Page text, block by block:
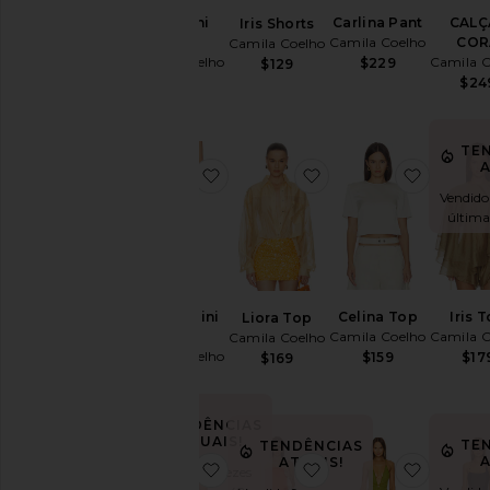
Lina Mini
Camila Coelho
Iris Shorts
Camila Coelho
$129
Carlina Pant
Camila Coelho
$229
Camila
Solena Mini
Camila Coelho
favoritoSolena Mini Skirt
Liora Top
Camila Coelho
$169
favoritoLiora Top
Celina Top
Camila Coelho
$159
Iris
Camila
TENDÊNCIAS
ATUAIS!
Vendido 10 vezesfavoritoCarlina Top
TENDÊNCIAS
ATUAIS!favoritoLuana Top